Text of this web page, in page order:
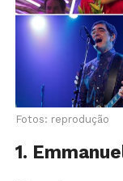
Fotos: reprodução
1.